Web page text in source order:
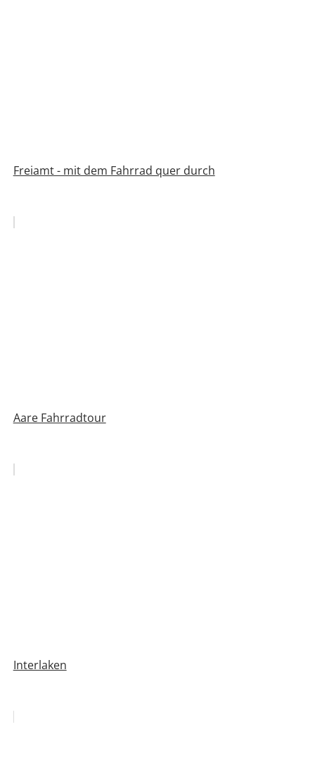
Freiamt - mit dem Fahrrad quer durch
Aare Fahrradtour
Interlaken